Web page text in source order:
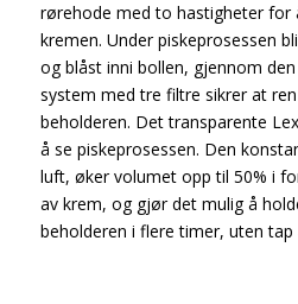
rørehode med to hastigheter for
kremen. Under piskeprosessen
og blåst inni bollen, gjennom
system med tre filtre sikrer at
beholderen. Det transparente
å se piskeprosessen. Den
luft, øker volumet opp til 50% i
av krem, og gjør det mulig å
beholderen i flere timer, uten tap